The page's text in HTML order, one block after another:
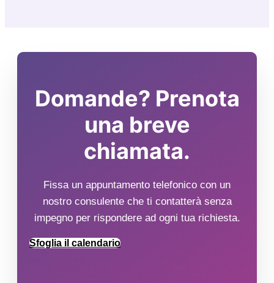
Domande? Prenota
una breve
chiamata.
Fissa un appuntamento telefonico con un
nostro consulente che ti contatterà senza
impegno per rispondere ad ogni tua richiesta.
Sfoglia il calendario